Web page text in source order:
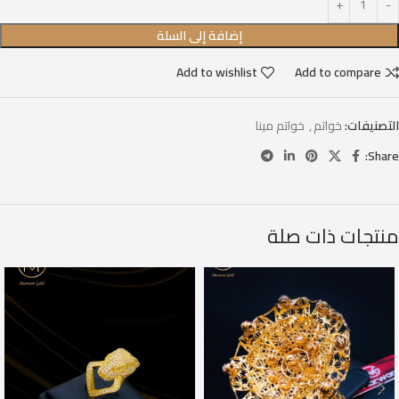
إضافة إلى السلة
Add to compare
Add to wishlist
التصنيفات:خواتم, خواتم مينا
Share:
منتجات ذات صلة